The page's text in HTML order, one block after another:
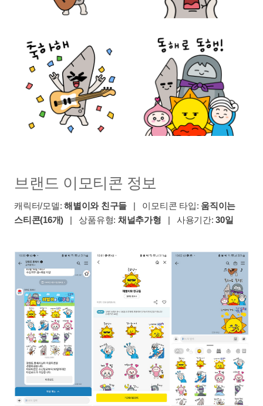
브랜드 이모티콘 정보
캐릭터/모델: 해별이와 친구들 | 이모티콘 타입: 움직이는
스티콘(16개) | 상품유형: 채널추가형 | 사용기간: 30일